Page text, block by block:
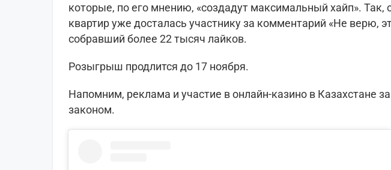
которые, по его мнению, «создадут максимальный хайп». Так,
квартир уже досталась участнику за комментарий «Не верю,
собравший более 22 тысяч лайков.
Розыгрыш продлится до 17 ноября.
Напомним, реклама и участие в онлайн-казино в Казахстане
законом.